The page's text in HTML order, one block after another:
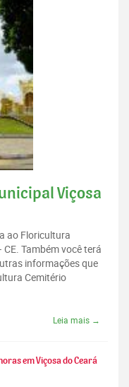
Viçosa
ao Floricultura
Também você terá
informações que
Cemitério
Leia mais →
em Viçosa do Ceará